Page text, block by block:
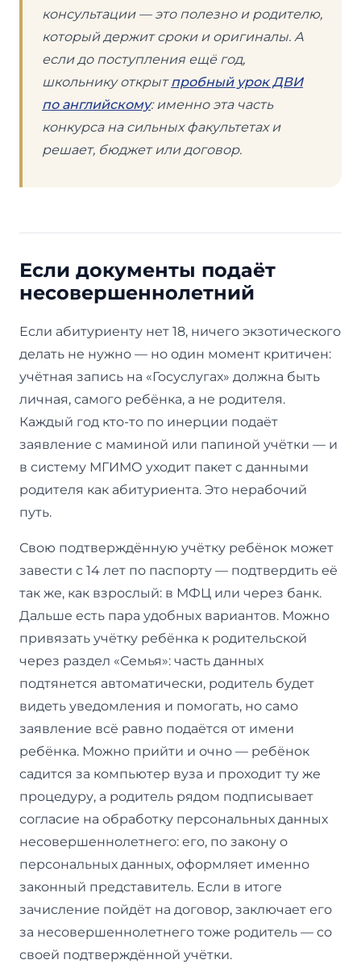
консультации — это полезно и родителю,
который держит сроки и оригиналы. А
если до поступления ещё год,
школьнику открытпробный урок ДВИ
по английскому: именно эта часть
конкурса на сильных факультетах и
решает, бюджет или договор.
Если документы подаёт
несовершеннолетний
Если абитуриенту нет 18, ничего экзотического
делать не нужно — но один момент критичен:
учётная запись на «Госуслугах» должна быть
личная, самого ребёнка, а не родителя.
Каждый год кто-то по инерции подаёт
заявление с маминой или папиной учётки — и
в систему МГИМО уходит пакет с данными
родителя как абитуриента. Это нерабочий
путь.
Свою подтверждённую учётку ребёнок может
завести с 14 лет по паспорту — подтвердить её
так же, как взрослый: в МФЦ или через банк.
Дальше есть пара удобных вариантов. Можно
привязать учётку ребёнка к родительской
через раздел «Семья»: часть данных
подтянется автоматически, родитель будет
видеть уведомления и помогать, но само
заявление всё равно подаётся от имени
ребёнка. Можно прийти и очно — ребёнок
садится за компьютер вуза и проходит ту же
процедуру, а родитель рядом подписывает
согласие на обработку персональных данных
несовершеннолетнего: его, по закону о
персональных данных, оформляет именно
законный представитель. Если в итоге
зачисление пойдёт на договор, заключает его
за несовершеннолетнего тоже родитель — со
своей подтверждённой учётки.